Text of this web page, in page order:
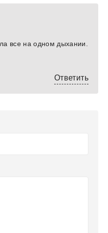
все на одном дыхании.
Ответить